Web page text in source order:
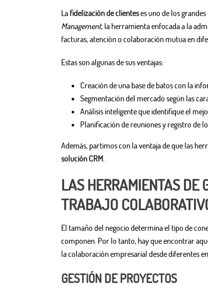
La fidelización de clienteses uno de los
Management, la herramienta enfocada a la
facturas, atención o colaboración mutua en
Estas son algunas de sus ventajas:
Creación de una base de batos con la
Segmentación del mercado según las
Análisis inteligente que identifique el
Planificación de reuniones y registro de
Además, partimos con la ventaja de que las
solución CRM.
LAS HERRAMIENTAS DE
TRABAJO
El tamaño del negocio determina el tipo de
componen. Por lo tanto, hay que encontrar
la colaboración empresarial desde diferentes
GESTIÓN DE PROYECTOS